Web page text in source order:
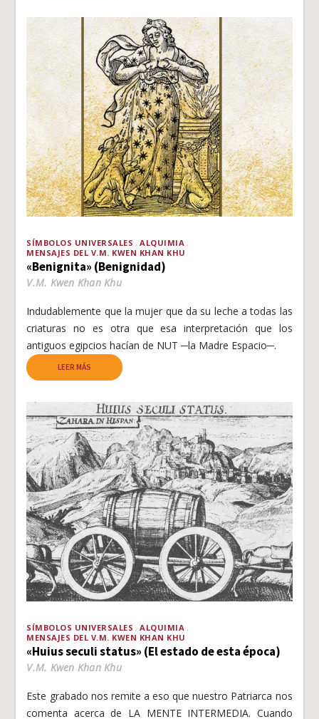
SÍMBOLOS UNIVERSALES
ALQUIMIA
MENSAJES DEL V.M. KWEN KHAN KHU
«Benignita» (Benignidad)
V.M. Kwen Khan Khu
Indudablemente que la mujer que da su leche a todas las
criaturas no es otra que esa interpretación que los
antiguos egipcios hacían de NUT ─la Madre Espacio─.
LEER MÁS
SÍMBOLOS UNIVERSALES
ALQUIMIA
MENSAJES DEL V.M. KWEN KHAN KHU
«Huius seculi status» (El estado de esta época)
V.M. Kwen Khan Khu
Este grabado nos remite a eso que nuestro Patriarca nos
comenta acerca de LA MENTE INTERMEDIA. Cuando